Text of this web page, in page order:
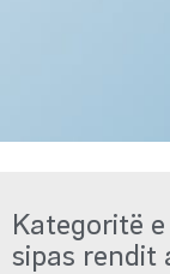
Kategoritë
sipas